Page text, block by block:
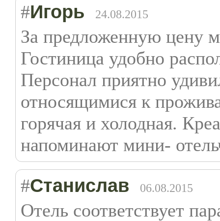
#Игорь 24.08.2015
За предложенную цену
Гостиница удобно
Персонал приятно
относящимися к
горячая и холодная.
напоминают мини-
#Станислав 06.08.2015
Отель соответствует